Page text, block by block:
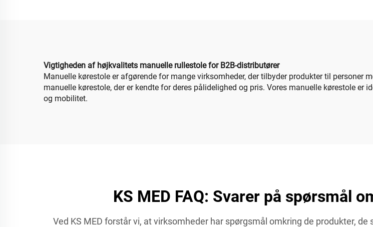
Vigtigheden af højkvalitets manuelle rullestole for B2B-distributører
Manuelle kørestole er afgørende for mange virksomheder, der tilbyder produkter til
manuelle kørestole, der er kendte for deres pålidelighed og pris. Vores manuelle kørestole
og mobilitet.
KS MED FAQ: Svarer på spørsmål
Ved KS MED forstår vi, at virksomheder har spørgsmål omkring de produkter,